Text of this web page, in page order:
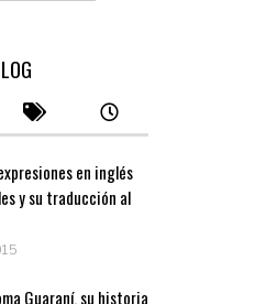
en inglés
y su traducción al
Guaraní, su historia